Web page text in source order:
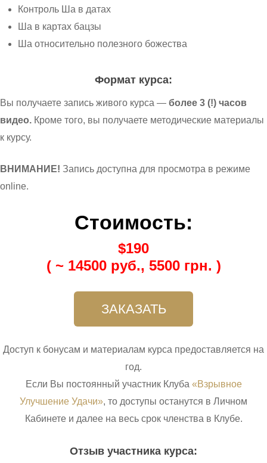
Контроль Ша в датах
Ша в картах бацзы
Ша относительно полезного божества
Формат курса:
Вы получаете запись живого курса —более 3 (!) часов
видео. Кроме того, вы получаете методические материалы
к курсу.
ВНИМАНИЕ! Запись доступна для просмотра в режиме
online.
Стоимость:
$190
( ~ 14500руб., 5500грн. )
ЗАКАЗАТЬ
Доступ к бонусам и материалам курса предоставляется на
год.
Если Вы постоянный участник Клуба «Взрывное
Улучшение Удачи», то доступы останутся в Личном
Кабинете и далее на весь срок членства в Клубе.
Отзыв участника курса: